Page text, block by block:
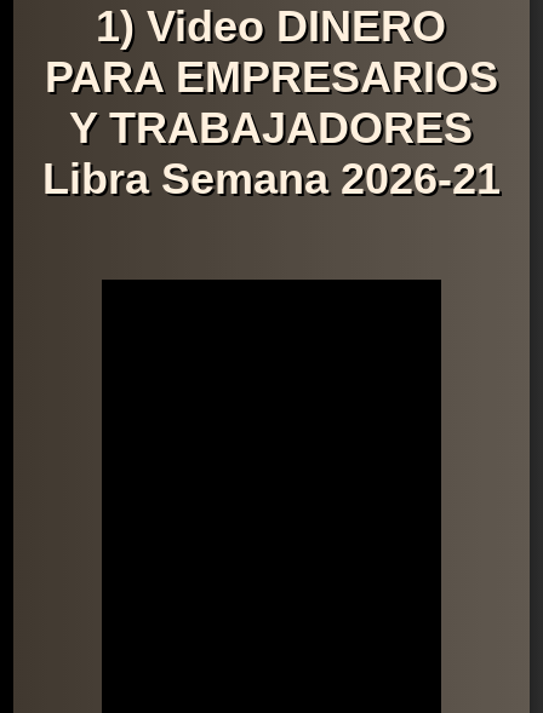
1) Video DINERO
PARA EMPRESARIOS
Y TRABAJADORES
Libra Semana 2026-21